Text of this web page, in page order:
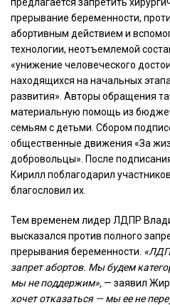
прерывание беременности,
абортивным действием и
технологии, неотъемлемой
«унижение человеческого
находящихся на начальных
развития». Авторы обращения
материальную помощь из
семьям с детьми. Сбором
общественные движения «За
добровольцы». После
Кирилл поблагодарил
благословил их.
Тем временем лидер ЛДПР
высказался против полного
прерывания беременности.
запрет абортов. Мы будем
мы не поддержим», — заявил
хочет отказаться — мы ее не